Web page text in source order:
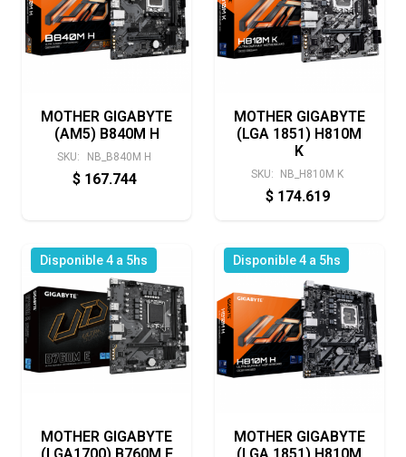
MOTHER GIGABYTE
(AM5) B840M H
SKU: NB_B840M H
$ 167.744
MOTHER GIGABYTE
(LGA 1851) H810M
K
SKU: NB_H810M K
$ 174.619
Disponible 4 a 5hs
MOTHER GIGABYTE
Disponible 4 a 5hs
MOTHER GIGABYTE